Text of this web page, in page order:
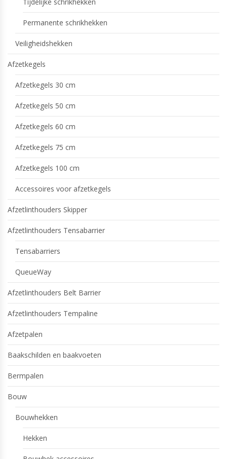
Permanente schrikhekken
Veiligheidshekken
Afzetkegels
Afzetkegels 30 cm
Afzetkegels 50 cm
Afzetkegels 60 cm
Afzetkegels 75 cm
Afzetkegels 100 cm
Accessoires voor afzetkegels
Afzetlinthouders Skipper
Afzetlinthouders Tensabarrier
Tensabarriers
QueueWay
Afzetlinthouders Belt Barrier
Afzetlinthouders Tempaline
Afzetpalen
Baakschilden en baakvoeten
Bermpalen
Bouw
Bouwhekken
Hekken